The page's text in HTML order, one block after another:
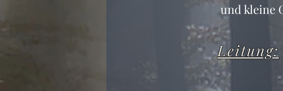
und kleine
Leitung: